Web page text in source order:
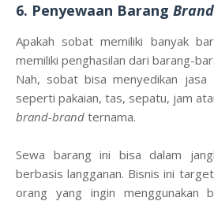
6. Penyewaan Barang
Apakah sobat memiliki banyak
memiliki penghasilan dari barang-
Nah, sobat bisa menyedikan jasa
seperti pakaian, tas, sepatu, jam
brand-brand ternama.
Sewa barang ini bisa dalam
berbasis langganan. Bisnis ini
orang yang ingin menggunakan